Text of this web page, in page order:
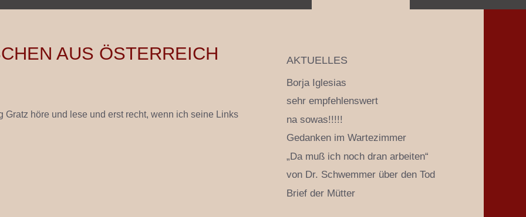
AUS ÖSTERREICH
Gratz höre und lese und erst recht, wenn ich seine Links
AKTUELLES
Borja Iglesias
sehr empfehlenswert
na sowas!!!!!
Gedanken im Wartezimmer
„Da muß ich noch dran arbeiten“
von Dr. Schwemmer über den Tod
Brief der Mütter